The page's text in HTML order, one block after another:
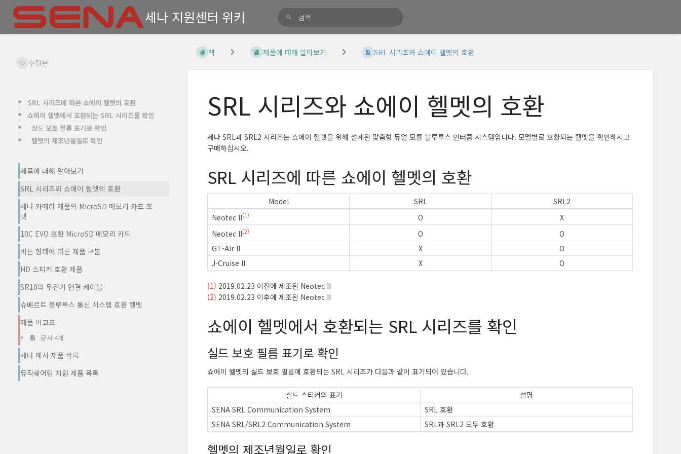
세나 지원센터 위키
SRL 시리즈에 따른 쇼에이 헬멧의 호환
쇼에이 헬멧에서 호환되는 SRL 시리즈를 확인
실드 보호 필름 표기로 확인
헬멧의 제조년월일로 확인
제품에 대해 알아보기
SRL 시리즈와 쇼에이 헬멧의 호환
세나 카메라 제품의 MicroSD 메모리 카드 포
맷
10C EVO 호환 MicroSD 메모리 카드
버튼 형태에 따른 제품 구분
HD 스피커 호환 제품
SR10의 무전기 연결 케이블
슈베르트 블루투스 통신 시스템 호환 헬멧
제품 비교표
문서 4개
세나 메시 제품 목록
뮤직쉐어링 지원 제품 목록
책 제품에 대해 알아보기 SRL 시리즈와 쇼에이 헬멧의 호환
SRL 시리즈와 쇼에이 헬멧의 호환
세나 SRL과 SRL2 시리즈는 쇼에이 헬멧을 위해 설계된 맞춤형 듀얼 모듈 블루투스 인터콤 시스템입니다. 모델별로 호환되는 헬멧을 확인하시고
구매하십시오.
SRL 시리즈에 따른 쇼에이 헬멧의 호환
Model SRL
SRL2
Neotec II(1) O
X
Neotec II(2) O
O
GT-Air II
X
O
J-Cruise II
X O
(1) 2019.02.23 이전에 제조된 Neotec II
(2) 2019.02.23 이후에 제조된 Neotec II
쇼에이 헬멧에서 호환되는 SRL 시리즈를 확인
실드 보호 필름 표기로 확인
쇼에이 헬멧의 실드 보호 필름에 호환되는 SRL 시리즈가 다음과 같이 표기되어 있습니다.
실드 스티커의 표기
설명
SENA SRL Communication System
SRL 호환
SENA SRL/SRL2 Communication System
SRL과 SRL2 모두 호환
헬멧의 제조년월일로 확인
수정본